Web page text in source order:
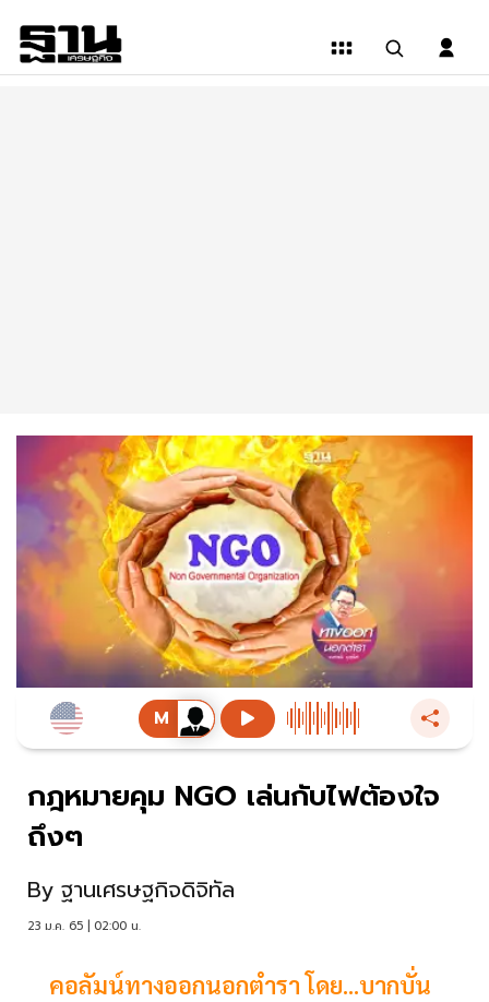
กฎหมายคุม NGO เล่นกับไฟต้องใจ
ถึงๆ
By ฐานเศรษฐกิจดิจิทัล
23 ม.ค. 65 | 02:00 น.
คอลัมน์ทางออกนอกตำรา โดย...บากบั่น